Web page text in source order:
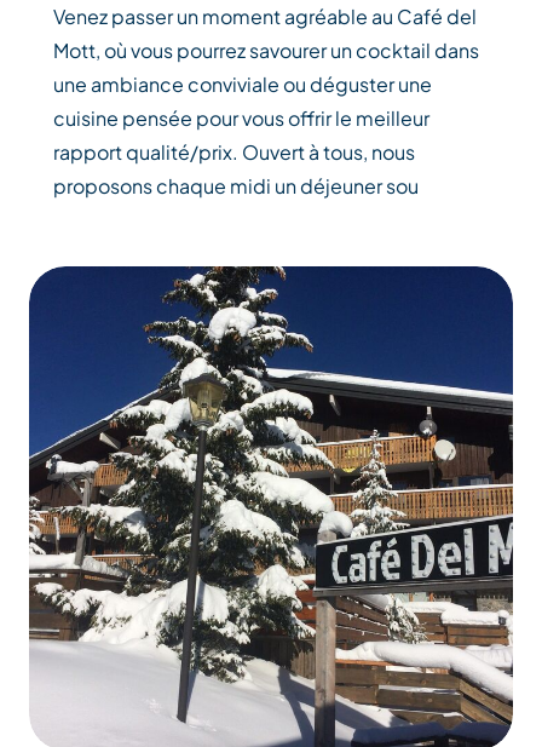
Venez passer un moment agréable au Café del
Mott, où vous pourrez savourer un cocktail dans
une ambiance conviviale ou déguster une
cuisine pensée pour vous offrir le meilleur
rapport qualité/prix. Ouvert à tous, nous
proposons chaque midi un déjeuner sou